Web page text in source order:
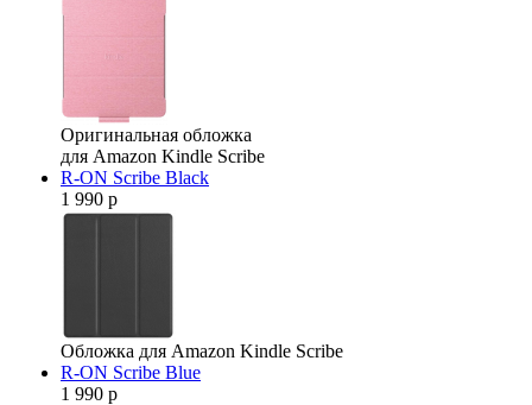
Оригинальная обложка
для Amazon Kindle Scribe
R-ON Scribe Black
1 990 р
Обложка для Amazon Kindle Scribe
R-ON Scribe Blue
1 990 р